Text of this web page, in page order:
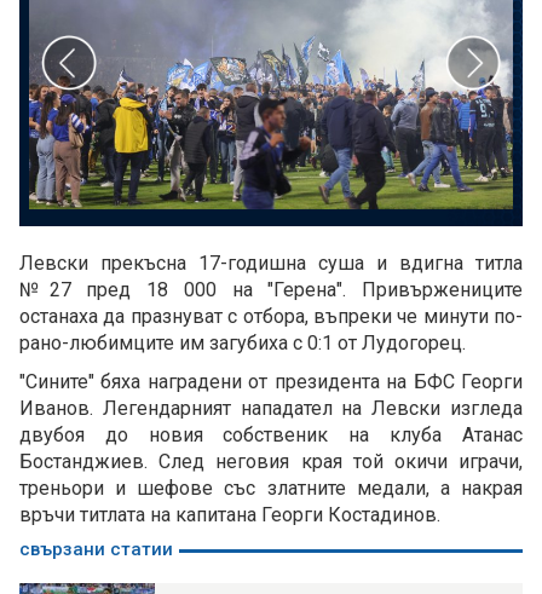
Левски прекъсна 17-годишна суша и вдигна титла
№27 пред 18 000 на "Герена". Привържениците
останаха да празнуват с отбора, въпреки че минути по-
рано-любимците им загубиха с 0:1 от Лудогорец.
"Сините" бяха наградени от президента на БФС Георги
Иванов. Легендарният нападател на Левски изгледа
двубоя до новия собственик на клуба Атанас
Бостанджиев. След неговия края той окичи играчи,
треньори и шефове със златните медали, а накрая
връчи титлата на капитана Георги Костадинов.
свързани статии